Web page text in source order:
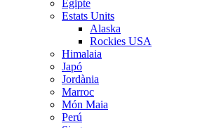
Egipte
Estats Units
Alaska
Rockies USA
Himalaia
Japó
Jordània
Marroc
Món Maia
Perú